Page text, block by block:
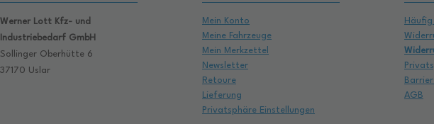
Werner Lott Kfz- und
Industriebedarf GmbH
Sollinger Oberhütte 6
37170 Uslar
Mein Konto
Meine Fahrzeuge
Mein Merkzettel
Newsletter
Retoure
Lieferung
Privatsphäre Einstellungen
AGB